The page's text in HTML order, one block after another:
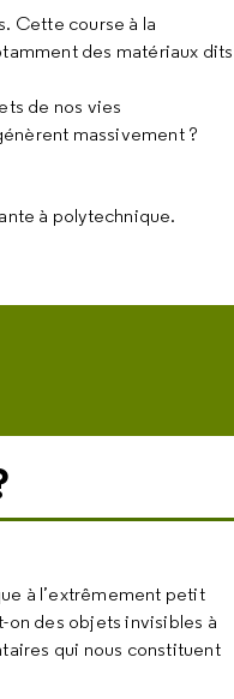
Cette course à la
des matériaux dits
de nos vies
massivement ?
à polytechnique.
à l’extrêmement petit
on des objets invisibles à
qui nous constituent